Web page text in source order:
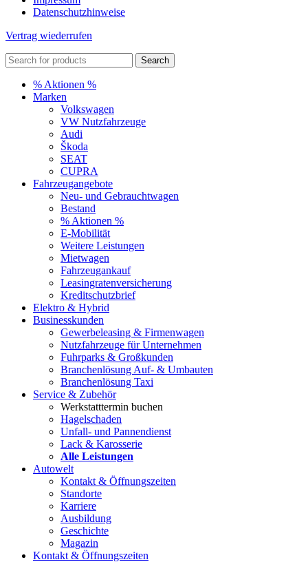
Datenschutzhinweise
Vertrag wiederrufen
Search
% Aktionen %
Marken
Volkswagen
VW Nutzfahrzeuge
Audi
Škoda
SEAT
CUPRA
Fahrzeugangebote
Neu- und Gebrauchtwagen
Bestand
% Aktionen %
E-Mobilität
Weitere Leistungen
Mietwagen
Fahrzeugankauf
Leasingratenversicherung
Kreditschutzbrief
Elektro & Hybrid
Businesskunden
Gewerbeleasing & Firmenwagen
Nutzfahrzeuge für Unternehmen
Fuhrparks & Großkunden
Branchenlösung Auf- & Umbauten
Branchenlösung Taxi
Service & Zubehör
Werkstatttermin buchen
Hagelschaden
Unfall- und Pannendienst
Lack & Karosserie
Alle Leistungen
Autowelt
Kontakt & Öffnungszeiten
Standorte
Karriere
Ausbildung
Geschichte
Magazin
Kontakt & Öffnungszeiten